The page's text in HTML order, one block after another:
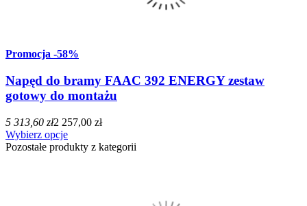
Promocja -58%
Napęd do bramy FAAC 392 ENERGY zestaw
gotowy do montażu
5 313,60 zł2 257,00 zł
Wybierz opcje
Pozostałe produkty z kategorii